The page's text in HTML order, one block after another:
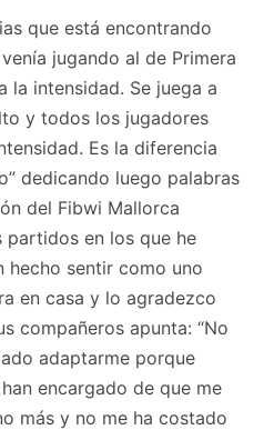
que está encontrando
jugando al de Primera
la intensidad. Se juega a
y todos los jugadores
Es la diferencia
dedicando luego palabras
del Fibwi Mallorca
partidos en los que he
hecho sentir como uno
en casa y lo agradezco
compañeros apunta: “No
adaptarme porque
encargado de que me
más y no me ha costado